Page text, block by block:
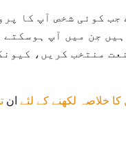
کوئی شخص آپ کا
جن میں آپ ہوسکتے
منتخب کریں،
خلاصہ لکھنے کے لئے ان